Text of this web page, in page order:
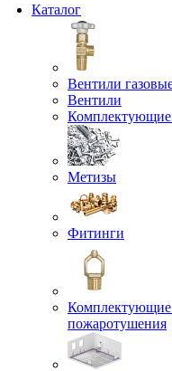
Каталог
Вентили
Вентили
Комплектующие
Метизы
Фитинги
Комплектующие
пожаротушения